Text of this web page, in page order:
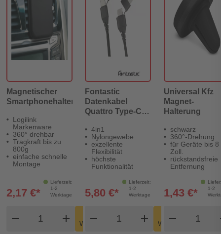
Magnetischer
Smartphonehalter
Logilink
Markenware
360° drehbar
Tragkraft bis zu
800g
einfache schnelle
Montage
Lieferzeit:
1-2
Werktage
2,17 €*
remove add
Warenkorb
shopping_cart
Fontastic
Datenkabel
Quattro Type-C -
Adapt sw
4in1
Nylongewebe
exzellente
Flexibilität
höchste
Funktionalität
Lieferzeit:
1-2
Werktage
5,80 €*
remove add
Warenkorb
shopping_cart
Universal Kfz
Magnet-
Halterung
schwarz
360°-Drehung
für Geräte bis 8
Zoll.
rückstandsfreie
Entfernung
1-2
1,43 €*
remove